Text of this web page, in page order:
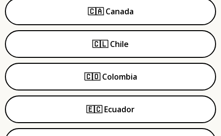
🇨🇦 Canada
🇨🇱 Chile
🇨🇴 Colombia
🇪🇨 Ecuador